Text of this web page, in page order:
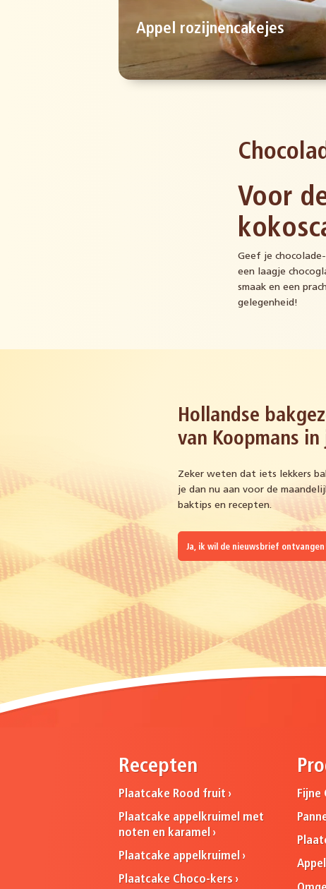
Appel rozijnencakejes
Voor
Geef je
een laagje
smaak en een
gelegenheid!
Hollandse
van Koopmans in
Zeker weten dat iets lekkers
je dan nu aan voor de
baktips en recepten.
Ja, ik wil de nieuwsbrief
Recepten
Plaatcake Rood fruit
Plaatcake appelkruimel met
noten en karamel
Plaatcake appelkruimel
Plaatcake Choco-kers
Fijne